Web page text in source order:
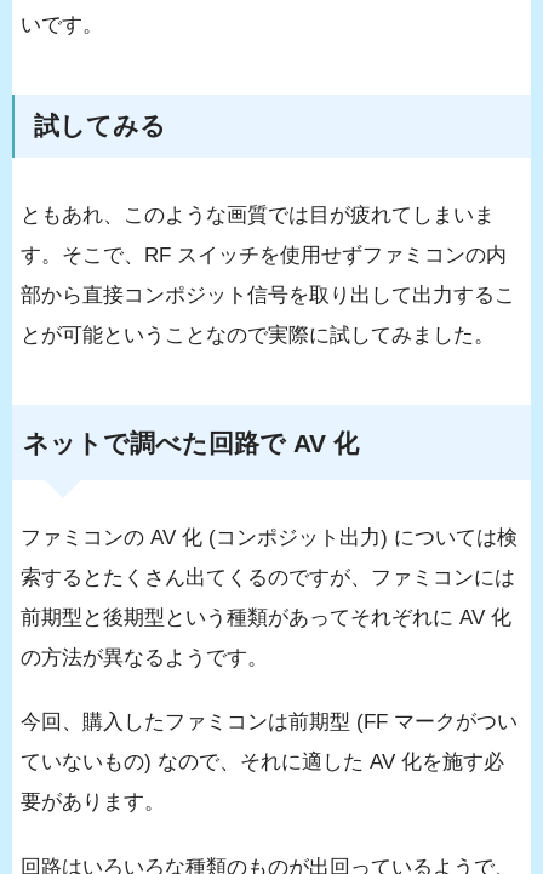
いです。
試してみる
ともあれ、このような画質では目が疲れてしまいま
す。そこで、RF スイッチを使用せずファミコンの内
部から直接コンポジット信号を取り出して出力するこ
とが可能ということなので実際に試してみました。
ネットで調べた回路で AV 化
ファミコンの AV 化 (コンポジット出力) については検
索するとたくさん出てくるのですが、ファミコンには
前期型と後期型という種類があってそれぞれに AV 化
の方法が異なるようです。
今回、購入したファミコンは前期型 (FF マークがつい
ていないもの) なので、それに適した AV 化を施す必
要があります。
回路はいろいろな種類のものが出回っているようで、